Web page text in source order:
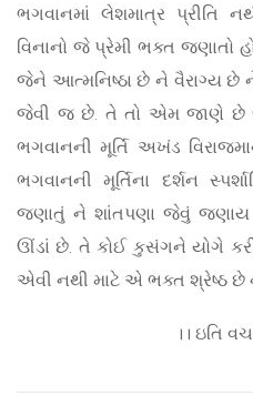
ભગવાનમાં લેશમાત્ર પ્રીતિ
વિનાનો જે પ્રેમી ભક્ત
જેને આત્મનિષ્ઠા છે ને વૈરાગ્ય છે
જેવી જ છે. તે તો એમ જાણે છે
ભગવાનની મૂર્તિ અખંડ
ભગવાનની મૂર્તિના દર્શન
જણાતું ને શાંતપણા જેવું જણાય
ઊંડાં છે. તે કોઈ કુસંગને યોગે
એવી નથી માટે એ ભક્ત શ્રેષ્ઠ છે
।। ઇતિ